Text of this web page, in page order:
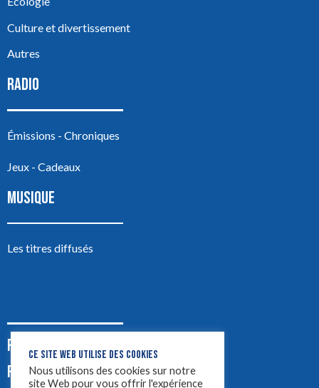
Culture et divertissement
Autres
RADIO
Émissions - Chroniques
Jeux - Cadeaux
MUSIQUE
Les titres diffusés
PODCASTS
PUB
CE SITE WEB UTILISE DES COOKIES
Nous utilisons des cookies sur notre
site Web pour vous offrir l'expérience